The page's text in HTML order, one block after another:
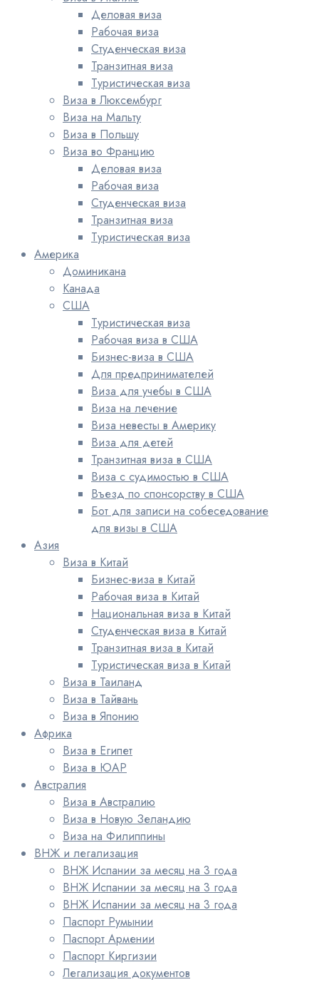
Деловая виза
Рабочая виза
Студенческая виза
Транзитная виза
Туристическая виза
Виза в Люксембург
Виза на Мальту
Виза в Польшу
Виза во Францию
Деловая виза
Рабочая виза
Студенческая виза
Транзитная виза
Туристическая виза
Америка
Доминикана
Канада
США
Туристическая виза
Рабочая виза в США
Бизнес-виза в США
Для предпринимателей
Виза для учебы в США
Виза на лечение
Виза невесты в Америку
Виза для детей
Транзитная виза в США
Виза с судимостью в США
Въезд по спонсорству в США
Бот для записи на собеседование
для визы в США
Азия
Виза в Китай
Бизнес-виза в Китай
Рабочая виза в Китай
Национальная виза в Китай
Студенческая виза в Китай
Транзитная виза в Китай
Туристическая виза в Китай
Виза в Таиланд
Виза в Тайвань
Виза в Японию
Африка
Виза в Египет
Виза в ЮАР
Австралия
Виза в Австралию
Виза в Новую Зеландию
Виза на Филиппины
ВНЖ и легализация
ВНЖ Испании за месяц на 3 года
ВНЖ Испании за месяц на 3 года
ВНЖ Испании за месяц на 3 года
Паспорт Румынии
Паспорт Армении
Паспорт Киргизии
Легализация документов